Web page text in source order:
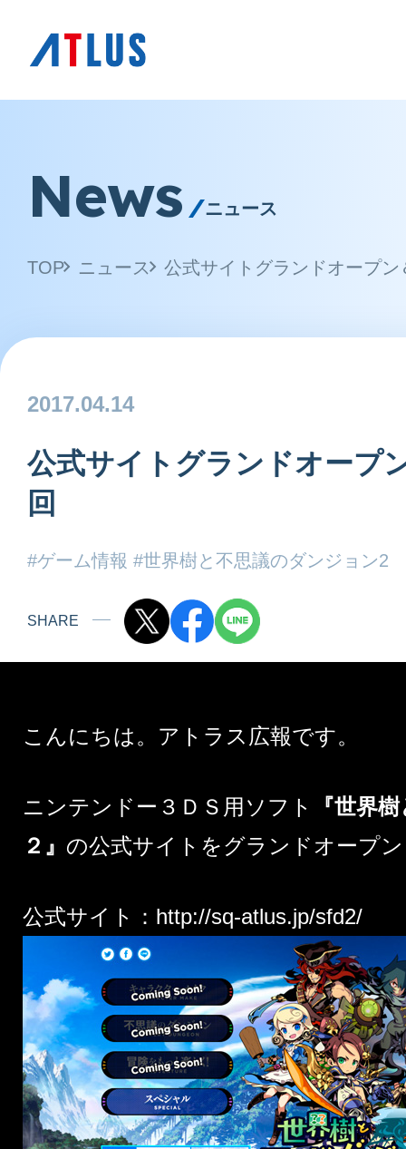
News ニュース
TOP ニュース 公式サイトグランドオープン
2017.04.14
公式サイトグランドオープ
回
#ゲーム情報 #世界樹と不思議のダンジョン2
SHARE
こんにちは。アトラス広報です。
ニンテンドー３ＤＳ用ソフト
『世界
２』 の公式サイトをグランドオープ
公式サイト： http://sq-atlus.jp/sfd2/